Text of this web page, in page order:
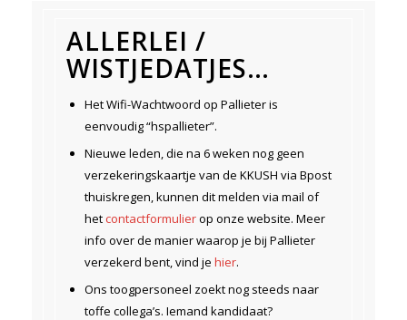
ALLERLEI /
WISTJEDATJES…
Het Wifi-Wachtwoord op Pallieter is
eenvoudig “hspallieter”.
Nieuwe leden, die na 6 weken nog geen
verzekeringskaartje van de KKUSH via Bpost
thuiskregen, kunnen dit melden via mail of
hetcontactformulierop onze website. Meer
info over de manier waarop je bij Pallieter
verzekerd bent, vind je hier.
Ons toogpersoneel zoekt nog steeds naar
toffe collega’s. Iemand kandidaat?